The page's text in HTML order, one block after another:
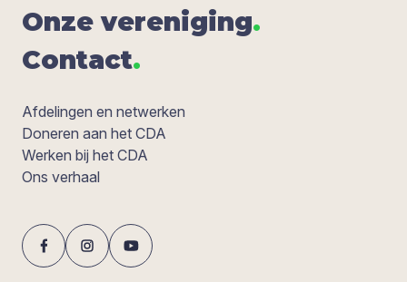
Onze ver­e­ni­ging.
Con­tact.
Afdelingen en netwerken
Doneren aan het CDA
Werken bij het CDA
Ons verhaal